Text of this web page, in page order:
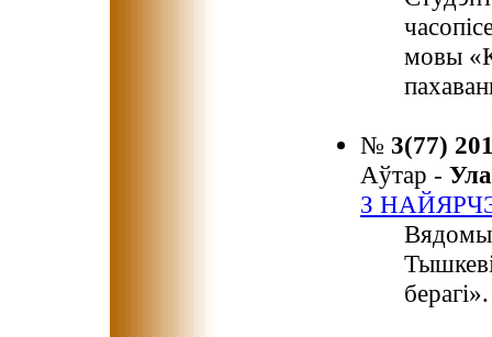
мовы
№ 3(77)
Аўтар -
З
Вядомы
берагі».